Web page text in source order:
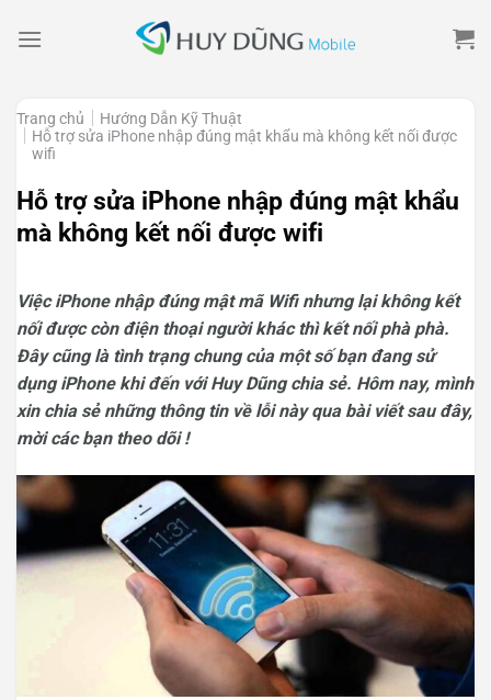
Trang chủ
Hướng Dẫn Kỹ Thuật
Hỗ trợ sửa iPhone nhập đúng mật khẩu mà không kết nối được
wifi
Hỗ trợ sửa iPhone nhập đúng mật khẩu
mà không kết nối được wifi
Việc iPhone nhập đúng mật mã Wifi nhưng lại không kết
nối được còn điện thoại người khác thì kết nối phà phà.
Đây cũng là tình trạng chung của một số bạn đang sử
dụng iPhone khi đến với Huy Dũng chia sẻ. Hôm nay, mình
xin chia sẻ những thông tin về lỗi này qua bài viết sau đây,
mời các bạn theo dõi !